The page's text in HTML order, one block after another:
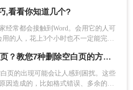
和替换功能，来批量删除被隐
白页。
,看看你知道几个?
经常都会接触到Word。会用它的人可
用的人，花上3个小时也不一定能完
看鸭~
word怎么删除空白页？教您7种删除空白页的方法！
页的出现可能会让人感到困扰。这些
因造成的，比如格式错误、多余的分